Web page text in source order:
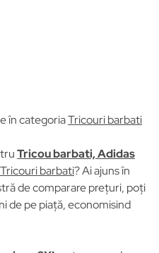
în categoriaTricouri barbati
Tricou barbati, Adidas
Tricouri barbati? Ai ajuns în
de comparare prețuri, poți
de pe piață, economisind